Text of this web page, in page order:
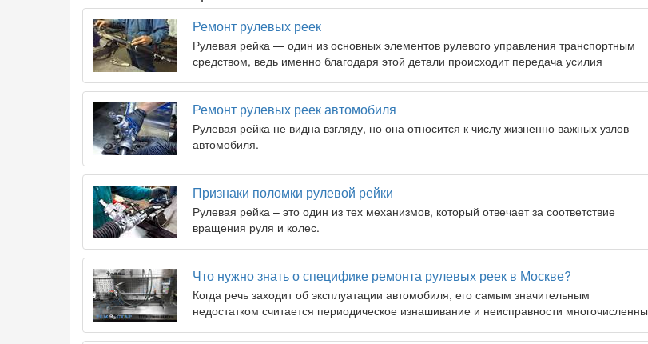
Ремонт рулевых реек
Рулевая рейка — один из основных элементов рулевого управления транспортным
средством, ведь именно благодаря этой детали происходит передача усилия
Ремонт рулевых реек автомобиля
Рулевая рейка не видна взгляду, но она относится к числу жизненно важных узлов
автомобиля.
Признаки поломки рулевой рейки
Рулевая рейка – это один из тех механизмов, который отвечает за соответствие
вращения руля и колес.
Что нужно знать о специфике ремонта рулевых реек в Москве?
Когда речь заходит об эксплуатации автомобиля, его самым значительным
недостатком считается периодическое изнашивание и неисправности многочисленны